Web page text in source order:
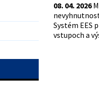
08. 04. 2026
Systém EES
vstupoch a